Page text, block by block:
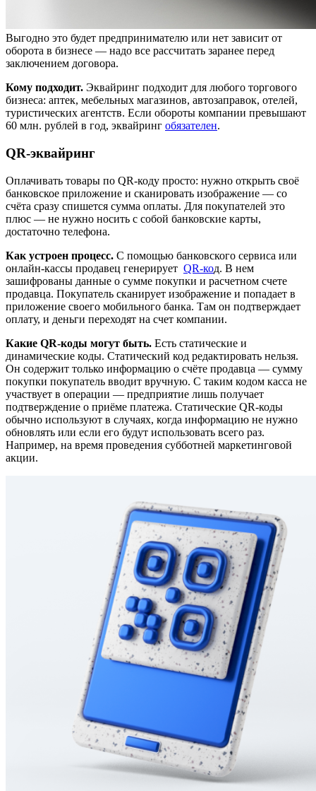
Выгодно это будет предпринимателю или нет зависит от
оборота в бизнесе — надо все рассчитать заранее перед
заключением договора.
Кому подходит. Эквайринг подходит для любого торгового
бизнеса: аптек, мебельных магазинов, автозаправок, отелей,
туристических агентств. Если обороты компании превышают
60 млн. рублей в год, эквайринг обязателен.
QR-эквайринг
Оплачивать товары по QR-коду просто: нужно открыть своё
банковское приложение и сканировать изображение — со
счёта сразу спишется сумма оплаты. Для покупателей это
плюс — не нужно носить с собой банковские карты,
достаточно телефона.
Как устроен процесс. С помощью банковского сервиса или
онлайн-кассы продавец генерирует QR-код. В нем
зашифрованы данные о сумме покупки и расчетном счете
продавца. Покупатель сканирует изображение и попадает в
приложение своего мобильного банка. Там он подтверждает
оплату, и деньги переходят на счет компании.
Какие QR-коды могут быть. Есть статические и
динамические коды. Статический код редактировать нельзя.
Он содержит только информацию о счёте продавца — сумму
покупки покупатель вводит вручную. С таким кодом касса не
участвует в операции — предприятие лишь получает
подтверждение о приёме платежа. Статические QR-коды
обычно используют в случаях, когда информацию не нужно
обновлять или если его будут использовать всего раз.
Например, на время проведения субботней маркетинговой
акции.